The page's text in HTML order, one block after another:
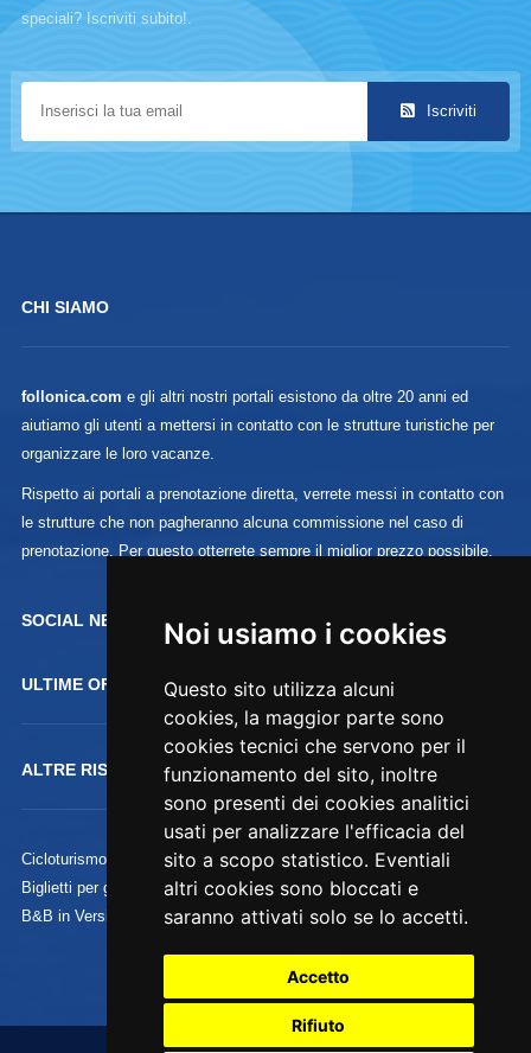
Noi usiamo i cookies
Questo sito utilizza alcuni
cookies, la maggior parte sono
cookies tecnici che servono per il
funzionamento del sito, inoltre
sono presenti dei cookies analitici
usati per analizzare l'efficacia del
sito a scopo statistico. Eventiali
altri cookies sono bloccati e
saranno attivati solo se lo accetti.
Accetto
Rifiuto
speciali? Iscriviti subito!.
Iscriviti
CHI SIAMO
follonica.com e gli altri nostri portali esistono da oltre 20 anni ed
aiutiamo gli utenti a mettersi in contatto con le strutture turistiche per
organizzare le loro vacanze.
Rispetto ai portali a prenotazione diretta, verrete messi in contatto con
le strutture che non pagheranno alcuna commissione nel caso di
prenotazione. Per questo otterrete sempre il miglior prezzo possibile.
SOCIAL NETWORK :
ULTIME OFFERTE
ALTRE RISORSE
Cicloturismo
Biglietti per gli Uffizi
B&B in Versilia